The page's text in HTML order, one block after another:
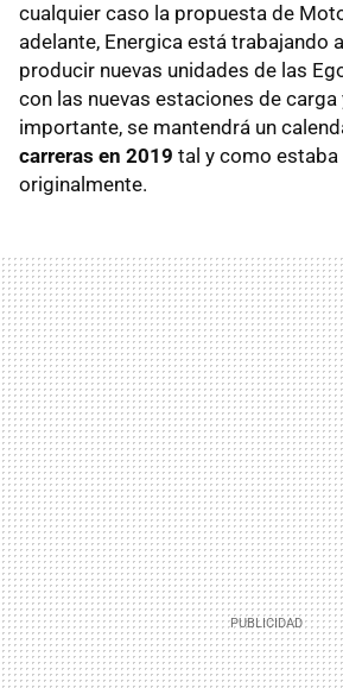
cualquier caso la propuesta de
adelante, Energica está trabajando
producir nuevas unidades de las
con las nuevas estaciones de carga
importante, se mantendrá un
carreras en 2019 tal y como
originalmente.